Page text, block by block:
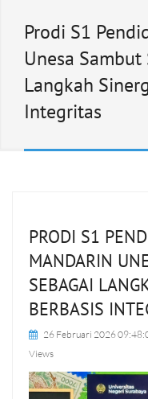
Prodi S1
Unesa Sambut
Langkah
Integritas
PRODI S1
MANDARIN
SEBAGAI
BERBASIS
26 Februari 2026
Views